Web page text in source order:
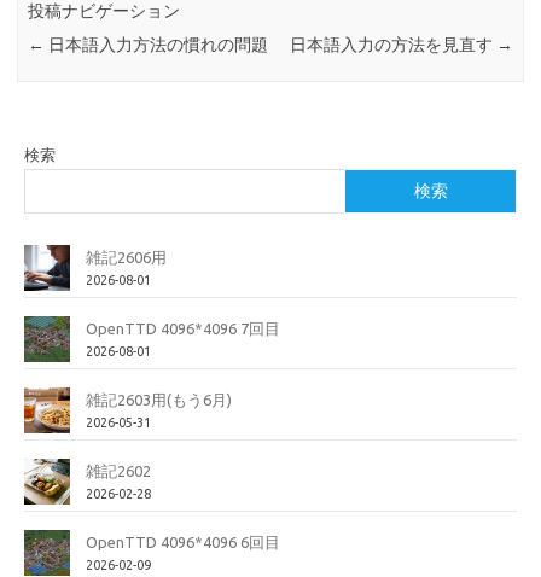
投稿ナビゲーション
← 日本語入力方法の慣れの問題 日本語入力の方法を見直す →
検索
検索
雑記2606用
2026-08-01
OpenTTD 4096*4096 7回目
2026-08-01
雑記2603用(もう6月)
2026-05-31
雑記2602
2026-02-28
OpenTTD 4096*4096 6回目
2026-02-09